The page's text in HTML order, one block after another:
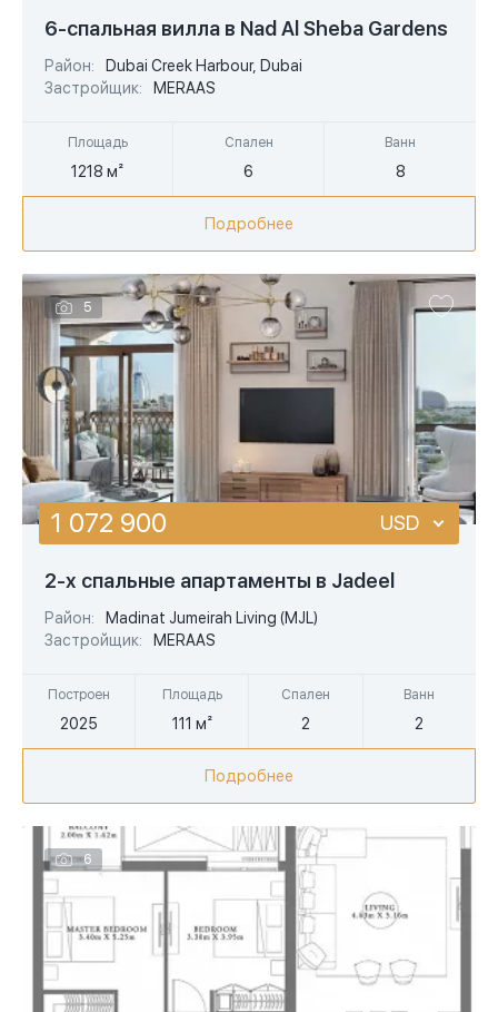
6-спальная вилла в Nad Al Sheba Gardens
Район:
Dubai Creek Harbour, Dubai
Застройщик:
MERAAS
Площадь
1218 м²
Спален
6
Ванн
8
USD
Подробнее
5
2-х спальные апартаменты в Jadeel
Район:
Madinat Jumeirah Living (MJL)
Застройщик:
MERAAS
Построен
2025
Площадь
111 м²
Спален
2
Ванн
2
1 072 900 USD
USD
Подробнее
6